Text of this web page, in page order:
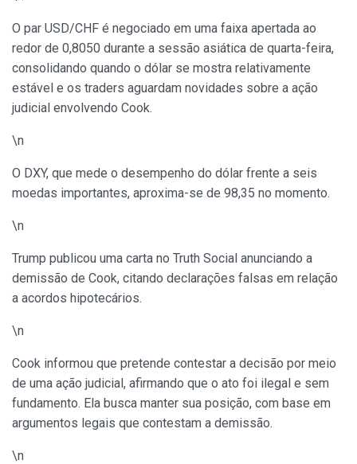
O par USD/CHF é negociado em uma faixa apertada ao
redor de 0,8050 durante a sessão asiática de quarta-feira,
consolidando quando o dólar se mostra relativamente
estável e os traders aguardam novidades sobre a ação
judicial envolvendo Cook.
\n
O DXY, que mede o desempenho do dólar frente a seis
moedas importantes, aproxima-se de 98,35 no momento.
\n
Trump publicou uma carta no Truth Social anunciando a
demissão de Cook, citando declarações falsas em relação
a acordos hipotecários.
\n
Cook informou que pretende contestar a decisão por meio
de uma ação judicial, afirmando que o ato foi ilegal e sem
fundamento. Ela busca manter sua posição, com base em
argumentos legais que contestam a demissão.
\n